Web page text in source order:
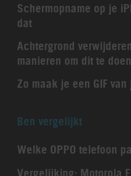
Schermopname op je
dat
Achtergrond
manieren om dit te doen
Zo maak je een GIF
Ben vergelijkt
Welke OPPO telefoon
Vergelijking: Motorola